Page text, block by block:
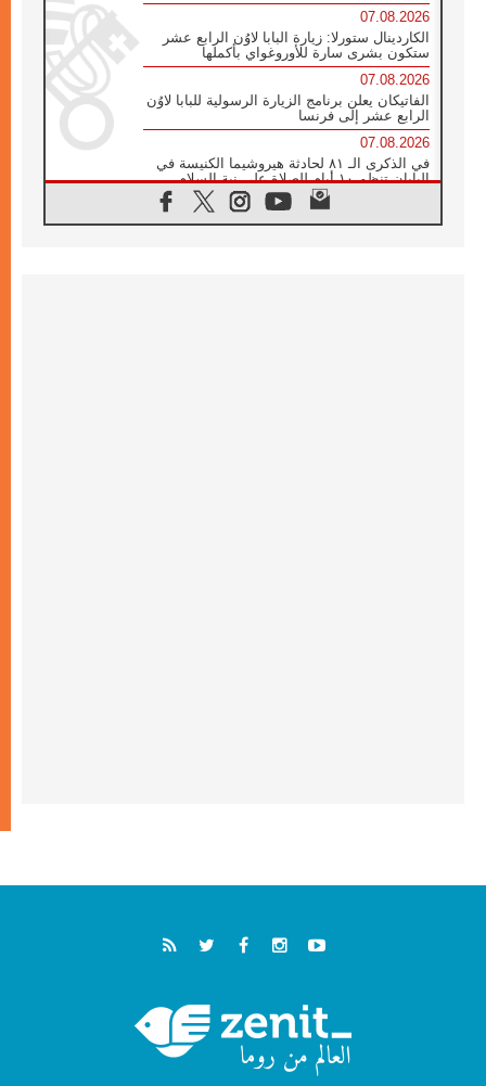
07.08.2026
الكاردينال ستورلا: زيارة البابا لاوُن الرابع عشر
ستكون بشرى سارة للأوروغواي بأكملها
07.08.2026
الفاتيكان يعلن برنامج الزيارة الرسولية للبابا لاوُن
الرابع عشر إلى فرنسا
07.08.2026
في الذكرى الـ ٨١ لحادثة هيروشيما الكنيسة في
اليابان تنظم ١٠ أيام للصلاة على نية السلام
الكنيسة في الأوروغواي: زيارة البابا ستعزز